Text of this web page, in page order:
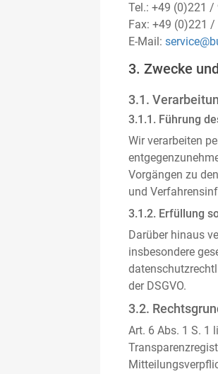
Tel.: +49 (0)221 /
Fax: +49 (0)221 /
E-Mail:
3. Zwecke
3.1.
3.1.1. Führung
Wir verarbeiten
Vorgängen zu
und
3.1.2. Erfüllung
Darüber hinaus
insbesondere
der DSGVO.
3.2.
Art. 6 Abs. 1 S. 1